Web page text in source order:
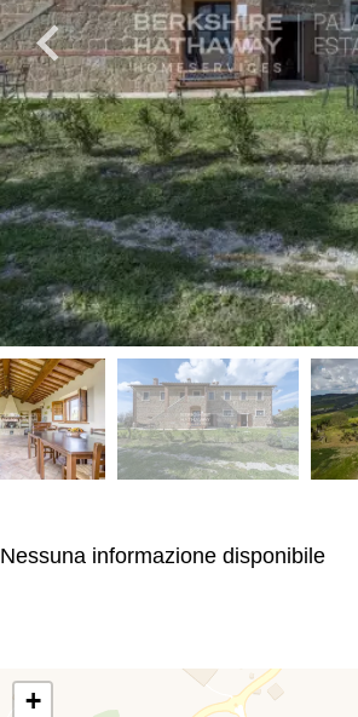
Nessuna informazione disponibile
+